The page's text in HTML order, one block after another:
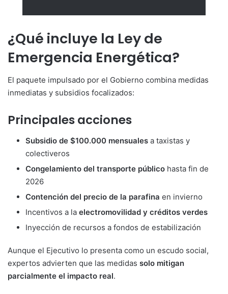
¿Qué incluye la Ley de
Emergencia Energética?
El paquete impulsado por el Gobierno combina medidas
inmediatas y subsidios focalizados:
Principales acciones
Subsidio de $100.000 mensuales a taxistas y
colectiveros
Congelamiento del transporte público hasta fin de
2026
Contención del precio de la parafina en invierno
Incentivos a la electromovilidad y créditos verdes
Inyección de recursos a fondos de estabilización
Aunque el Ejecutivo lo presenta como un escudo social,
expertos advierten que las medidas solo mitigan
parcialmente el impacto real.